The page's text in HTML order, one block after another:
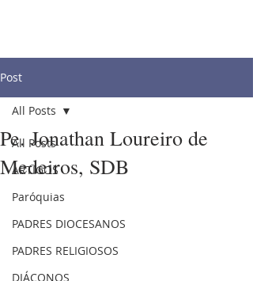
Post
All Posts
ARTIGOS
Paróquias
PADRES DIOCESANOS
PADRES RELIGIOSOS
DIÁCONOS
All Posts
Pe. Jonathan Loureiro de
Medeiros, SDB